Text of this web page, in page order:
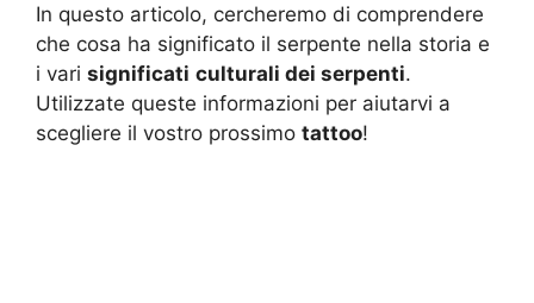
In questo articolo, cercheremo di comprendere
che cosa ha significato il serpente nella storia e
i vari significati culturali dei serpenti.
Utilizzate queste informazioni per aiutarvi a
scegliere il vostro prossimo tattoo!